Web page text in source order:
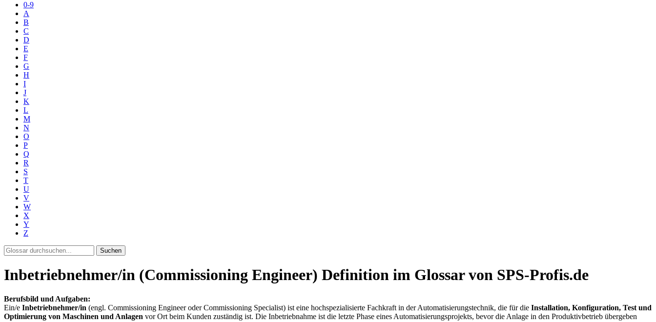
0-9
A
B
C
D
E
F
G
H
I
J
K
L
M
N
O
P
Q
R
S
T
U
V
W
X
Y
Z
Suchen
Inbetriebnehmer/in (Commissioning Engineer) Definition im Glossar von SPS-Profis.de
Berufsbild und Aufgaben:
Ein/e Inbetriebnehmer/in (engl. Commissioning Engineer oder Commissioning Specialist) ist eine hochspezialisierte Fachkraft in der Automatisierungstechnik, die für die Installation, Konfiguration, Test und
Optimierung von Maschinen und Anlagen vor Ort beim Kunden zuständig ist. Die Inbetriebnahme ist die letzte Phase eines Automatisierungsprojekts, bevor die Anlage in den Produktivbetrieb übergeben